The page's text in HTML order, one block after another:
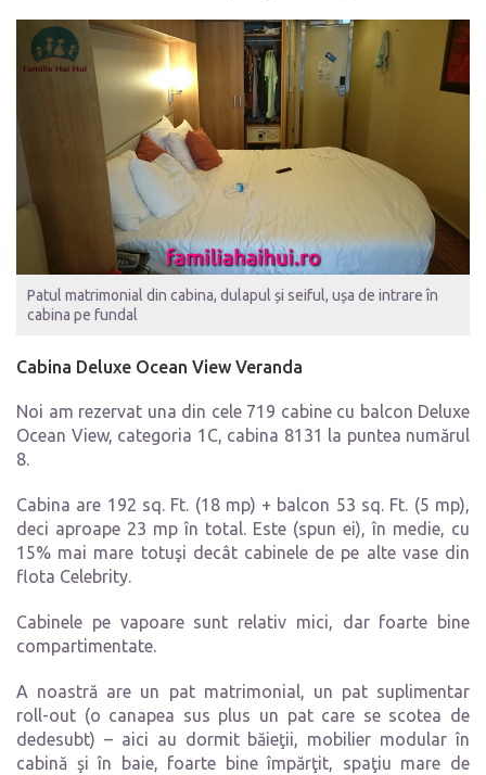
Patul matrimonial din cabina, dulapul și seiful, ușa de intrare în
cabina pe fundal
Cabina Deluxe Ocean View Veranda
Noi am rezervat una din cele 719 cabine cu balcon Deluxe
Ocean View, categoria 1C, cabina 8131 la puntea numărul
8.
Cabina are 192 sq. Ft. (18 mp) + balcon 53 sq. Ft. (5 mp),
deci aproape 23 mp în total. Este (spun ei), în medie, cu
15% mai mare totuşi decât cabinele de pe alte vase din
flota Celebrity.
Cabinele pe vapoare sunt relativ mici, dar foarte bine
compartimentate.
A noastră are un pat matrimonial, un pat suplimentar
roll-out (o canapea sus plus un pat care se scotea de
dedesubt) – aici au dormit băieţii, mobilier modular în
cabină şi în baie, foarte bine împărţit, spaţiu mare de